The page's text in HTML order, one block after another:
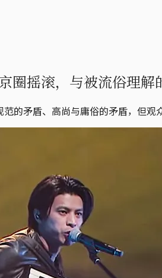
摇滚，与被流俗理解
的矛盾、高尚与庸俗的矛盾，但